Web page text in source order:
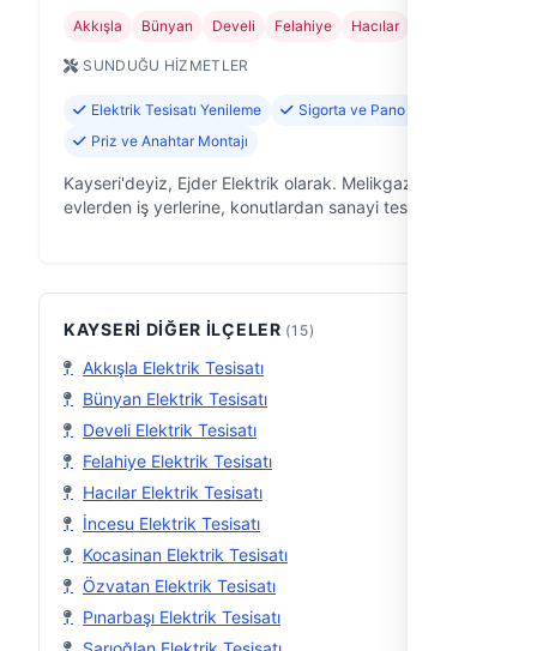
Akkışla Bünyan Develi Felahiye Hacılar
SUNDUĞU HIZMETLER
Elektrik Tesisatı Yenileme
Sigorta ve Pano Tamiri
Priz ve Anahtar Montajı
Kayseri'deyiz, Ejder Elektrik olarak. Melikgazi'de,
evlerden iş yerlerine, konutlardan sanayi tesislerine
KAYSERI DIĞER İLÇELER (15)
Akkışla Elektrik Tesisatı
Bünyan Elektrik Tesisatı
Develi Elektrik Tesisatı
Felahiye Elektrik Tesisatı
Hacılar Elektrik Tesisatı
İncesu Elektrik Tesisatı
Kocasinan Elektrik Tesisatı
Özvatan Elektrik Tesisatı
Pınarbaşı Elektrik Tesisatı